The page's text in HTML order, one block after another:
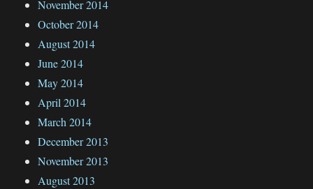
November 2014
October 2014
August 2014
June 2014
May 2014
April 2014
March 2014
December 2013
November 2013
August 2013